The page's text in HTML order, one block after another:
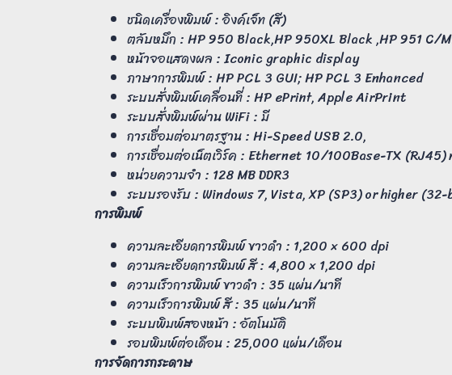
ชนิดเครื่องพิมพ์ : อิงค์เจ็ท (สี)
ตลับหมึก : HP 950 Black,HP 950XL Black ,HP 951 C/
หน้าจอแสดงผล : Iconic graphic display
ภาษาการพิมพ์ : HP PCL 3 GUI; HP PCL 3 Enhanced
ระบบสั่งพิมพ์เคลื่อนที่ : HP ePrint, Apple AirPrint
ระบบสั่งพิมพ์ผ่าน WiFi : มี
การเชื่อมต่อมาตรฐาน : Hi-Speed USB 2.0,
การเชื่อมต่อเน็ตเวิร์ค : Ethernet 10/100Base-TX
หน่วยความจำ : 128 MB DDR3
ระบบรองรับ : Windows 7, Vista, XP (SP3) or higher
การพิมพ์
ความละเอียดการพิมพ์ ขาวดำ : 1,200 × 600 dpi
ความละเอียดการพิมพ์ สี : 4,800 × 1,200 dpi
ความเร็วการพิมพ์ ขาวดำ : 35 แผ่น/นาที
ความเร็วการพิมพ์ สี : 35 แผ่น/นาที
ระบบพิมพ์สองหน้า : อัตโนมัติ
รอบพิมพ์ต่อเดือน : 25,000 แผ่น/เดือน
การจัดการกระดาษ